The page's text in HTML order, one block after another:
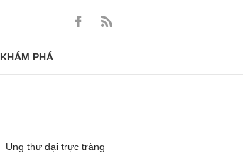
KHÁM PHÁ
Ung thư đại trực tràng